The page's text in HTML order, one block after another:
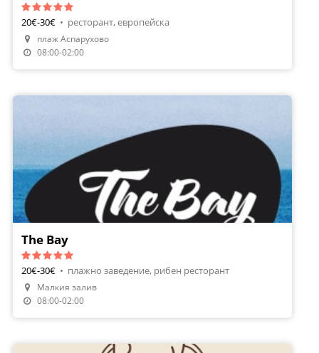
20€-30€ • ресторант, европейска
плаж Аспарухово
08:00-02:00
The Bay
20€-30€ • плажно заведение, рибен ресторант
Малкия залив
08:00-02:00